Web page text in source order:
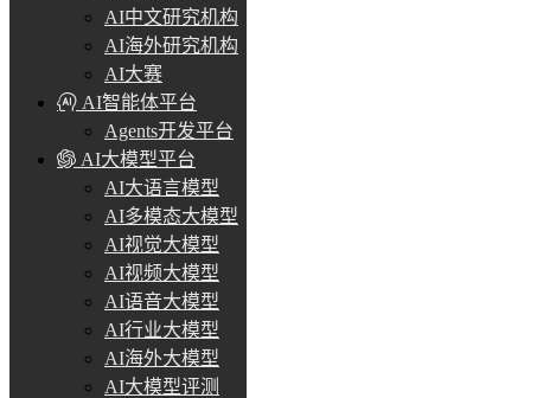
AI中文研究机构
AI海外研究机构
AI大赛
AI智能体平台
Agents开发平台
AI大模型平台
AI大语言模型
AI多模态大模型
AI视觉大模型
AI视频大模型
AI语音大模型
AI行业大模型
AI海外大模型
AI大模型评测